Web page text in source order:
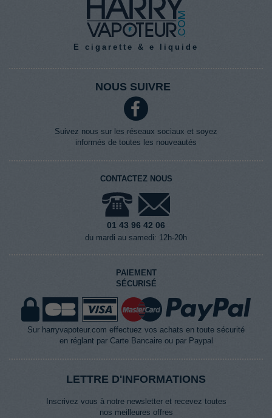
E cigarette & e liquide
NOUS SUIVRE
Suivez nous sur les réseaux sociaux et soyez
informés de toutes les nouveautés
CONTACTEZ NOUS
01 43 96 42 06
du mardi au samedi: 12h-20h
PAIEMENT
SÉCURISÉ
Sur harryvapoteur.com effectuez vos achats en toute sécurité
en réglant par Carte Bancaire ou par Paypal
LETTRE D'INFORMATIONS
Inscrivez vous à notre newsletter et recevez toutes
nos meilleures offres